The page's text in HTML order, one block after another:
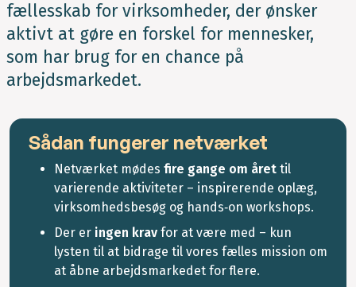
fællesskab for virksomheder, der ønsker
aktivt at gøre en forskel for mennesker,
som har brug for en chance på
arbejdsmarkedet.
Sådan fungerer netværket
Netværket mødes fire gange om året til
varierende aktiviteter – inspirerende oplæg,
virksomhedsbesøg og hands‑on workshops.
Der er ingen krav for at være med – kun
lysten til at bidrage til vores fælles mission om
at åbne arbejdsmarkedet for flere.